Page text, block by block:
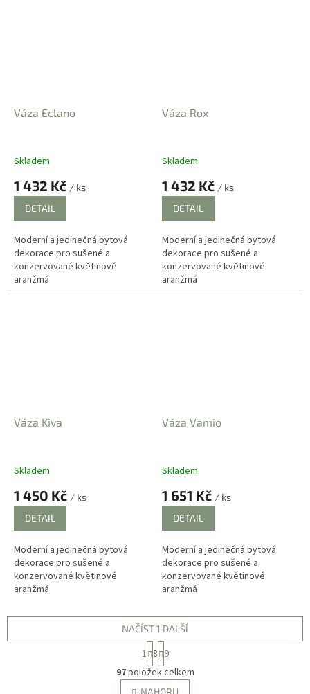
Váza Eclano
Skladem
1 432 Kč / ks
DETAIL
Moderní a jedinečná bytová
dekorace pro sušené a
konzervované květinové
aranžmá
Váza Rox
Skladem
1 432 Kč / ks
DETAIL
Moderní a jedinečná bytová
dekorace pro sušené a
konzervované květinové
aranžmá
Váza Kiva
Skladem
1 450 Kč / ks
DETAIL
Moderní a jedinečná bytová
dekorace pro sušené a
konzervované květinové
aranžmá
Váza Vamio
Skladem
1 651 Kč / ks
DETAIL
Moderní a jedinečná bytová
dekorace pro sušené a
konzervované květinové
aranžmá
O
v
NAČÍST 1 DALŠÍ
t
r
á
1 8 9
97položek celkem